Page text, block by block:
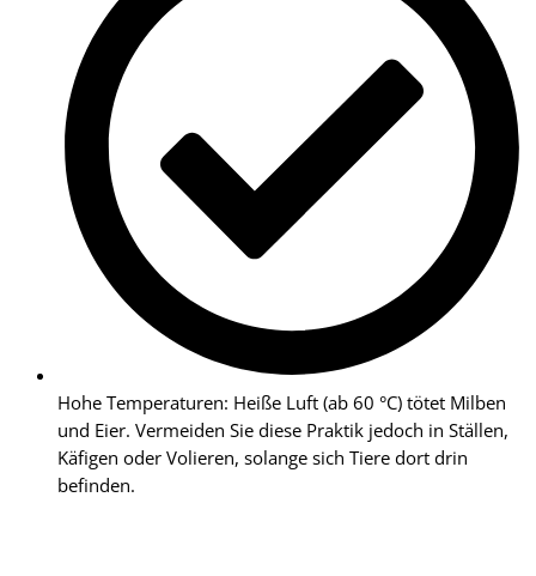
Hohe Temperaturen: Heiße Luft (ab 60 °C) tötet Milben
und Eier. Vermeiden Sie diese Praktik jedoch in Ställen,
Käfigen oder Volieren, solange sich Tiere dort drin
befinden.